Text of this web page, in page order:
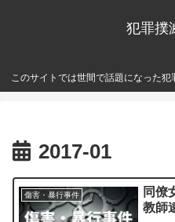
犯罪撲
このサイトでは世間で話題になった犯
2017-01
傷害・暴行事件
同僚
教師